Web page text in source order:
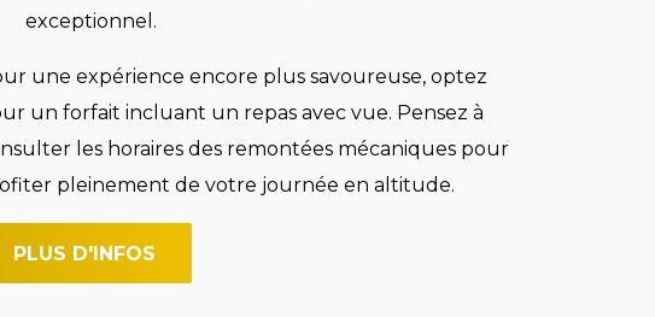
exceptionnel.
une expérience encore plus savoureuse, optez
un forfait incluant un repas avec vue. Pensez à
les horaires des remontées mécaniques pour
pleinement de votre journée en altitude.
PLUS D'INFOS